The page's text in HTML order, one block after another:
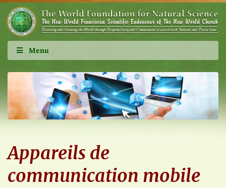
Menu
Appareils de
communication mobile